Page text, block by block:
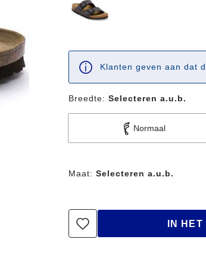
Klanten geven aan dat
Breedte: Selecteren a.u.b.
Normaal
Maat: Selecteren a.u.b.
IN